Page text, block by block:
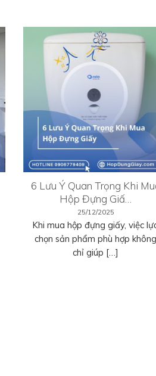
6 Lưu Ý Quan Trọng Khi
Hộp Đựng Giấ…
25/12/2025
Khi mua hộp đựng giấy, việc
chọn sản phẩm phù hợp không
chỉ giúp […]